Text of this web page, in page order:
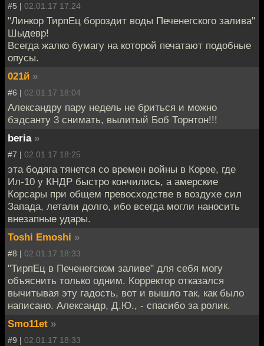
#5 | 02.01.17 17:24
"Линкор ТирпЕц бороздит воды Печенегского залива"
Шыдевр!
Всегда жалко бумагу на которой печатают подобные
опусы.
021й »
#6 | 02.01.17 18:04
Александру пару недель не бриться и можно
бэдсанту 3 снимать, вылитый Боб Торнтон!!!
beria »
#7 | 02.01.17 18:25
эта бодяга тянется со времен войны в Корее, где
Ил-10 у КНДР быстро кончились, а амерские
Корсары при общем превосходстве в воздухе сил
Запада, летали долго, ибо всегда могли наносить
внезапные удары.
Toshi Emoshi »
#8 | 02.01.17 18:33
"ТирпЕц в Печенегском заливе" для себя могу
объяснить только одним. Корректор отказался
вычитывая эту гадость, вот и вышло так, как было
написано. Александр, Д.Ю., - спасибо за ролик.
Smo11et »
#9 | 02.01.17 18:33